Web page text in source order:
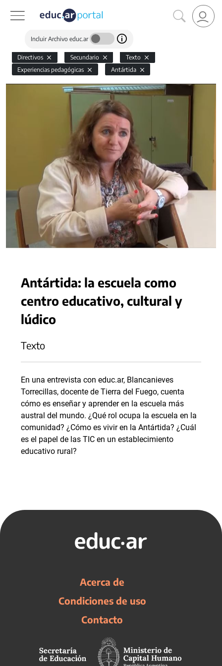
Incluir Archivo educ.ar
Directivos Secundario
Texto
Experiencias pedagógicas
Antártida
Antártida: la escuela como
centro educativo, cultural y
lúdico
Texto
En una entrevista con educ.ar, Blancanieves
Torrecillas, docente de Tierra del Fuego, cuenta
cómo es enseñar y aprender en la escuela más
austral del mundo. ¿Qué rol ocupa la escuela en la
comunidad? ¿Cómo es vivir en la Antártida? ¿Cuál
es el papel de las TIC en un establecimiento
educativo rural?
Acerca de
Condiciones de uso
Contacto